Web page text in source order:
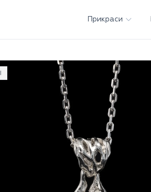
Прикраси